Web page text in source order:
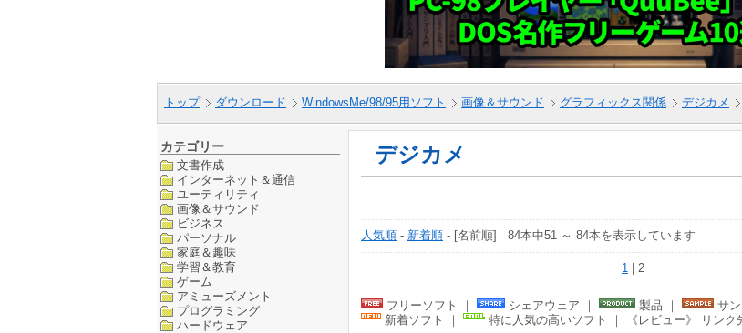
トップ ダウンロード WindowsMe/98/95用ソフト 画像＆サウンド グラフィックス関係 デジカメ
カテゴリー
文書作成
インターネット＆通信
ユーティリティ
画像＆サウンド
ビジネス
パーソナル
家庭＆趣味
学習＆教育
ゲーム
アミューズメント
プログラミング
ハードウェア
デジカメ
人気順 - 新着順 - [名前順] 84本中51 ～ 84本を表示しています
1 | 2
フリーソフト ｜ シェアウェア ｜ 製品 ｜ サ
新着ソフト ｜
特に人気の高いソフト ｜ 《レビュー》 リンク